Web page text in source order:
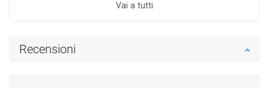
Vai a tutti
Recensioni